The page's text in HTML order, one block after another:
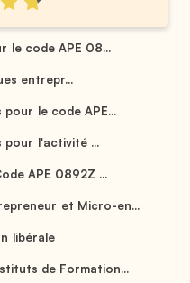
le code APE 08...
entrepr...
le code APE...
pour l'activité ...
APE 0892Z ...
et Micro-en...
libérale
de Formation...